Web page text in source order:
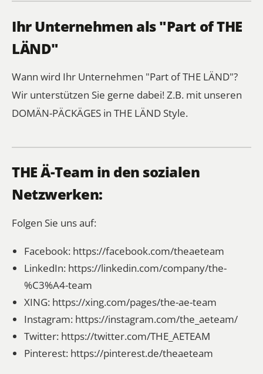
Ihr Unternehmen als "Part of THE
LÄND"
Wann wird Ihr Unternehmen "Part of THE LÄND"?
Wir unterstützen Sie gerne dabei! Z.B. mit unseren
DOMÄN-PÄCKÄGES in THE LÄND Style.
THE Ä-Team in den sozialen
Netzwerken:
Folgen Sie uns auf:
Facebook: https://facebook.com/theaeteam
LinkedIn: https://linkedin.com/company/the-
%C3%A4-team
XING: https://xing.com/pages/the-ae-team
Instagram: https://instagram.com/the_aeteam/
Twitter: https://twitter.com/THE_AETEAM
Pinterest: https://pinterest.de/theaeteam